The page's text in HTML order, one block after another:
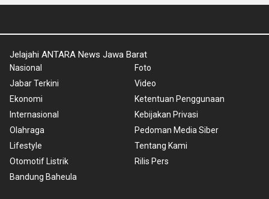
Jelajahi ANTARA News Jawa Barat
Nasional
Jabar Terkini
Ekonomi
Internasional
Olahraga
Lifestyle
Otomotif Listrik
Bandung Baheula
Foto
Video
Ketentuan Penggunaan
Kebijakan Privasi
Pedoman Media Siber
Tentang Kami
Rilis Pers